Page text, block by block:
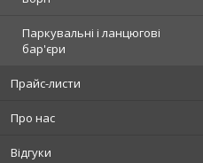
Паркувальні і ланцюгові
бар'єри
Прайс-листи
Про нас
Відгуки